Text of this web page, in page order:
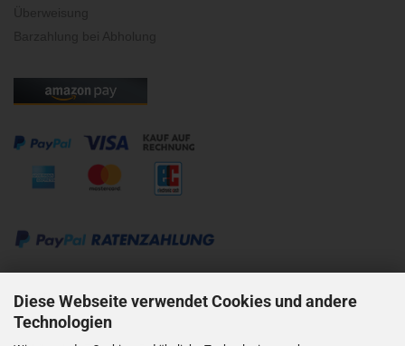
Diese Webseite verwendet Cookies und andere
Technologien
Kontakt: